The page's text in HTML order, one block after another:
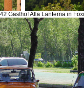
Gasthof Alla Lanterna in